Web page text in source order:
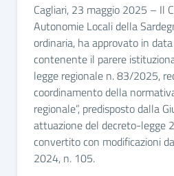
Cagliari, 23 maggio 2025 – Il
Autonomie Locali della
ordinaria, ha approvato in
contenente il parere
legge regionale n. 83/2025,
coordinamento della
regionale”, predisposto dalla
attuazione del decreto-legge
convertito con modificazioni
2024, n. 105.